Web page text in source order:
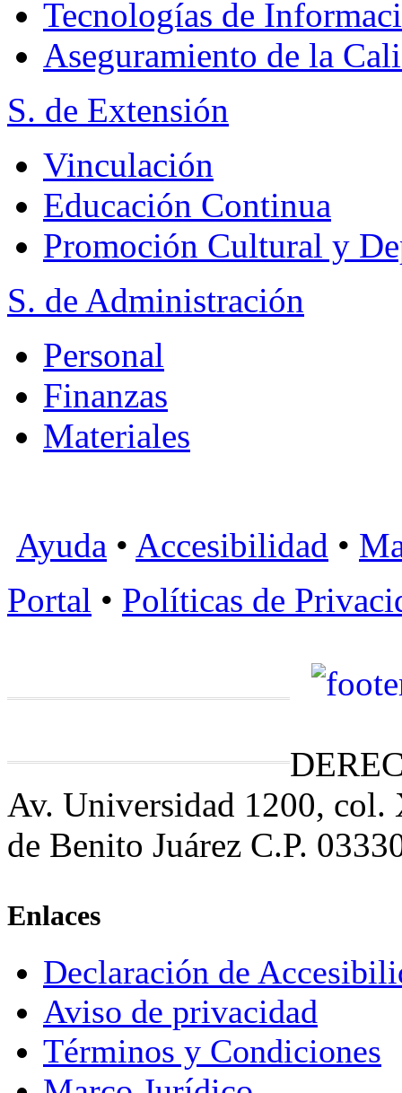
Tecnologías de
Aseguramiento de la
S. de Extensión
Vinculación
Educación Continua
Promoción Cultural y
S. de Administración
Personal
Finanzas
Materiales
Ayuda • Accesibilidad •
Portal • Políticas de
Av. Universidad 1200,
de Benito Juárez C.P.
Enlaces
Declaración de
Aviso de privacidad
Términos y Condiciones